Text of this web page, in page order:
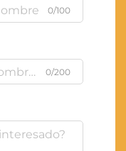
0/100
0/200